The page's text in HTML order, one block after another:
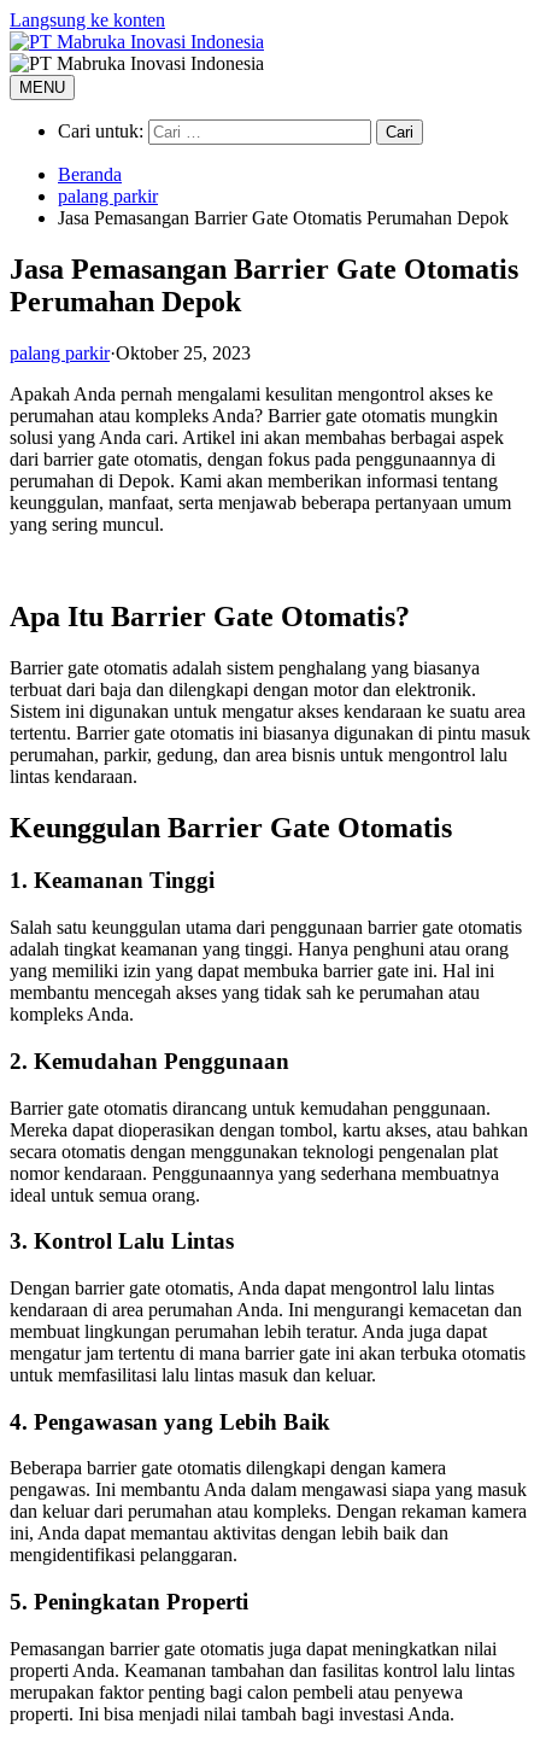
Langsung ke konten
MENU
Cari untuk:
Beranda
palang parkir
Jasa Pemasangan Barrier Gate Otomatis Perumahan Depok
Jasa Pemasangan Barrier Gate Otomatis
Perumahan Depok
palang parkir·Oktober 25, 2023
Apakah Anda pernah mengalami kesulitan mengontrol akses ke
perumahan atau kompleks Anda? Barrier gate otomatis mungkin
solusi yang Anda cari. Artikel ini akan membahas berbagai aspek
dari barrier gate otomatis, dengan fokus pada penggunaannya di
perumahan di Depok. Kami akan memberikan informasi tentang
keunggulan, manfaat, serta menjawab beberapa pertanyaan umum
yang sering muncul.
Apa Itu Barrier Gate Otomatis?
Barrier gate otomatis adalah sistem penghalang yang biasanya
terbuat dari baja dan dilengkapi dengan motor dan elektronik.
Sistem ini digunakan untuk mengatur akses kendaraan ke suatu area
tertentu. Barrier gate otomatis ini biasanya digunakan di pintu masuk
perumahan, parkir, gedung, dan area bisnis untuk mengontrol lalu
lintas kendaraan.
Keunggulan Barrier Gate Otomatis
1. Keamanan Tinggi
Salah satu keunggulan utama dari penggunaan barrier gate otomatis
adalah tingkat keamanan yang tinggi. Hanya penghuni atau orang
yang memiliki izin yang dapat membuka barrier gate ini. Hal ini
membantu mencegah akses yang tidak sah ke perumahan atau
kompleks Anda.
2. Kemudahan Penggunaan
Barrier gate otomatis dirancang untuk kemudahan penggunaan.
Mereka dapat dioperasikan dengan tombol, kartu akses, atau bahkan
secara otomatis dengan menggunakan teknologi pengenalan plat
nomor kendaraan. Penggunaannya yang sederhana membuatnya
ideal untuk semua orang.
3. Kontrol Lalu Lintas
Dengan barrier gate otomatis, Anda dapat mengontrol lalu lintas
kendaraan di area perumahan Anda. Ini mengurangi kemacetan dan
membuat lingkungan perumahan lebih teratur. Anda juga dapat
mengatur jam tertentu di mana barrier gate ini akan terbuka otomatis
untuk memfasilitasi lalu lintas masuk dan keluar.
4. Pengawasan yang Lebih Baik
Beberapa barrier gate otomatis dilengkapi dengan kamera
pengawas. Ini membantu Anda dalam mengawasi siapa yang masuk
dan keluar dari perumahan atau kompleks. Dengan rekaman kamera
ini, Anda dapat memantau aktivitas dengan lebih baik dan
mengidentifikasi pelanggaran.
5. Peningkatan Properti
Pemasangan barrier gate otomatis juga dapat meningkatkan nilai
properti Anda. Keamanan tambahan dan fasilitas kontrol lalu lintas
merupakan faktor penting bagi calon pembeli atau penyewa
properti. Ini bisa menjadi nilai tambah bagi investasi Anda.